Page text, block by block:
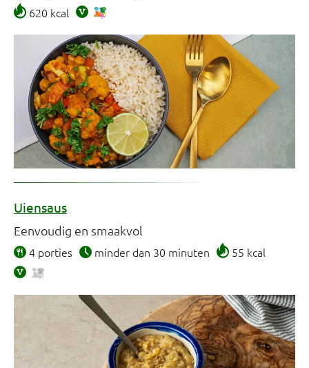
620 kcal
Uiensaus
Eenvoudig en smaakvol
4 porties minder dan 30 minuten 55 kcal